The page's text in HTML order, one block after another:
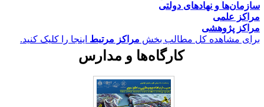
و نهادهای دولتی
علمی
پژوهشی
مشاهده کل مطالب بخش مراکز مرتبطاینجا را کلیک کنید.
کارگاه‌ها و مدارس